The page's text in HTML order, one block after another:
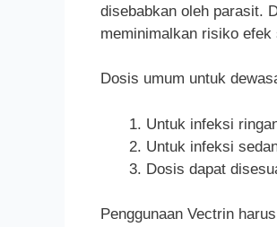
disebabkan oleh parasit.
meminimalkan risiko efek
Dosis umum untuk
Untuk infeksi
Untuk infeksi
Dosis dapat
Penggunaan Vectrin